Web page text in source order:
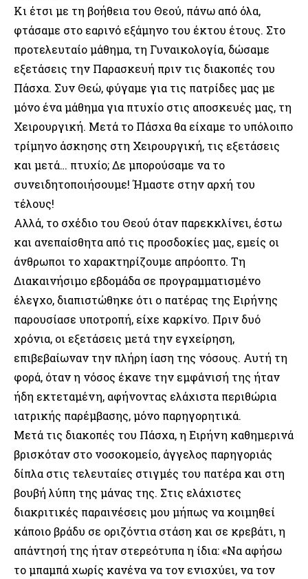
Κι έτσι με τη βοήθεια του Θεού, πάνω από όλα,
φτάσαμε στο εαρινό εξάμηνο του έκτου έτους. Στο
προτελευταίο μάθημα, τη Γυναικολογία, δώσαμε
εξετάσεις την Παρασκευή πριν τις διακοπές του
Πάσχα. Συν Θεώ, φύγαμε για τις πατρίδες μας με
μόνο ένα μάθημα για πτυχίο στις αποσκευές μας, τη
Χειρουργική. Μετά το Πάσχα θα είχαμε το υπόλοιπο
τρίμηνο άσκησης στη Χειρουργική, τις εξετάσεις
και μετά… πτυχίο; Δε μπορούσαμε να το
συνειδητοποιήσουμε! Ήμαστε στην αρχή του
τέλους!
Αλλά, το σχέδιο του Θεού όταν παρεκκλίνει, έστω
και ανεπαίσθητα από τις προσδοκίες μας, εμείς οι
άνθρωποι το χαρακτηρίζουμε απρόοπτο. Τη
Διακαινήσιμο εβδομάδα σε προγραμματισμένο
έλεγχο, διαπιστώθηκε ότι ο πατέρας της Ειρήνης
παρουσίασε υποτροπή, είχε καρκίνο. Πριν δυό
χρόνια, οι εξετάσεις μετά την εγχείρηση,
επιβεβαίωναν την πλήρη ίαση της νόσους. Αυτή τη
φορά, όταν η νόσος έκανε την εμφάνισή της ήταν
ήδη εκτεταμένη, αφήνοντας ελάχιστα περιθώρια
ιατρικής παρέμβασης, μόνο παρηγορητικά.
Μετά τις διακοπές του Πάσχα, η Ειρήνη καθημερινά
βρισκόταν στο νοσοκομείο, άγγελος παρηγοριάς
δίπλα στις τελευταίες στιγμές του πατέρα και στη
βουβή λύπη της μάνας της. Στις ελάχιστες
διακριτικές παραινέσεις μου μήπως να κοιμηθεί
κάποιο βράδυ σε οριζόντια στάση και σε κρεβάτι, η
απάντησή της ήταν στερεότυπα η ίδια: «Να αφήσω
το μπαμπά χωρίς κανένα να τον ενισχύει, να τον